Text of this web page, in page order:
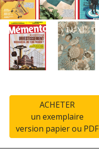
ACHETER
un exemplaire
version papier ou PDF